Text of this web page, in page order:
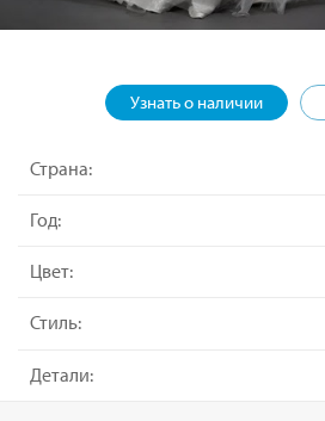
Узнать о наличии
Страна:
Год:
Цвет:
Стиль:
Детали: